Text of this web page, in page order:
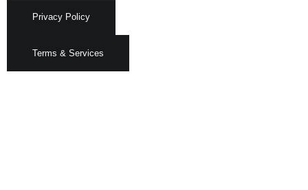
Privacy Policy
Terms & Services